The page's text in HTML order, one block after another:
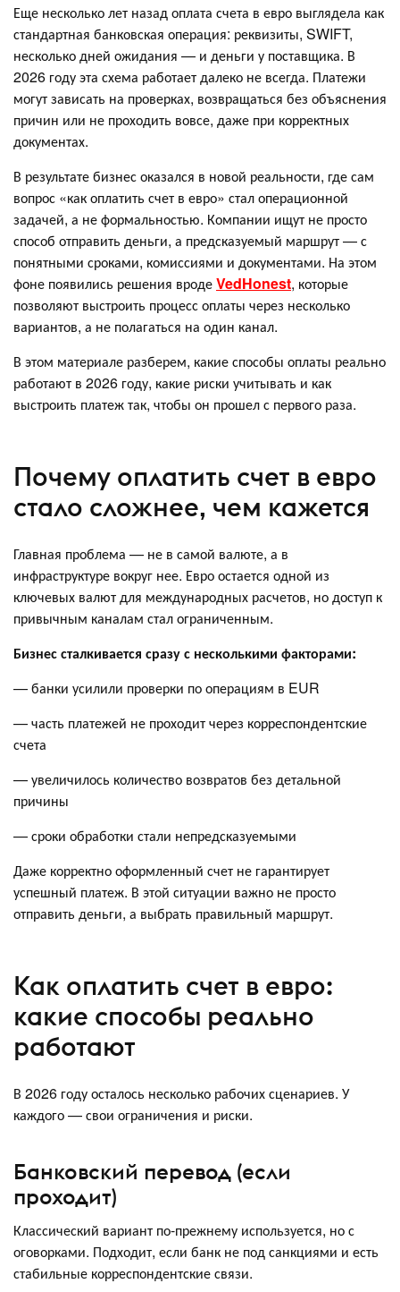
Еще несколько лет назад оплата счета в евро выглядела как
стандартная банковская операция: реквизиты, SWIFT,
несколько дней ожидания — и деньги у поставщика. В
2026 году эта схема работает далеко не всегда. Платежи
могут зависать на проверках, возвращаться без объяснения
причин или не проходить вовсе, даже при корректных
документах.
В результате бизнес оказался в новой реальности, где сам
вопрос «как оплатить счет в евро» стал операционной
задачей, а не формальностью. Компании ищут не просто
способ отправить деньги, а предсказуемый маршрут — с
понятными сроками, комиссиями и документами. На этом
фоне появились решения вродеVedHonest, которые
позволяют выстроить процесс оплаты через несколько
вариантов, а не полагаться на один канал.
В этом материале разберем, какие способы оплаты реально
работают в 2026 году, какие риски учитывать и как
выстроить платеж так, чтобы он прошел с первого раза.
Почему оплатить счет в евро
стало сложнее, чем кажется
Главная проблема — не в самой валюте, а в
инфраструктуре вокруг нее. Евро остается одной из
ключевых валют для международных расчетов, но доступ к
привычным каналам стал ограниченным.
Бизнес сталкивается сразу с несколькими факторами:
— банки усилили проверки по операциям в EUR
— часть платежей не проходит через корреспондентские
счета
— увеличилось количество возвратов без детальной
причины
— сроки обработки стали непредсказуемыми
Даже корректно оформленный счет не гарантирует
успешный платеж. В этой ситуации важно не просто
отправить деньги, а выбрать правильный маршрут.
Как оплатить счет в евро:
какие способы реально
работают
В 2026 году осталось несколько рабочих сценариев. У
каждого — свои ограничения и риски.
Банковский перевод (если
проходит)
Классический вариант по-прежнему используется, но с
оговорками. Подходит, если банк не под санкциями и есть
стабильные корреспондентские связи.